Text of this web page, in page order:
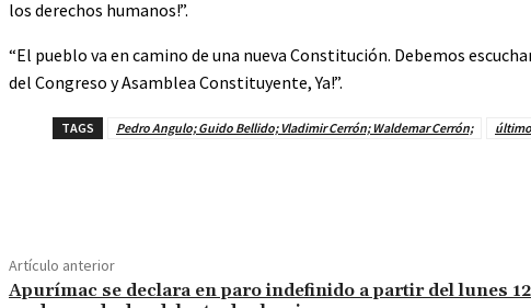
los derechos humanos!”.
“El pueblo va en camino de una nueva Constitución. Debemos
del Congreso y Asamblea Constituyente, Ya!”.
TAGS Pedro Angulo; Guido Bellido; Vladimir Cerrón; Waldemar Cerrón;
Artículo anterior
Apurímac se declara en paro indefinido a partir del lunes 12